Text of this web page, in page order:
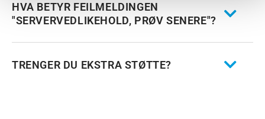
HVA BETYR FEILMELDINGEN
"SERVERVEDLIKEHOLD, PRØV SENERE"?
TRENGER DU EKSTRA STØTTE?